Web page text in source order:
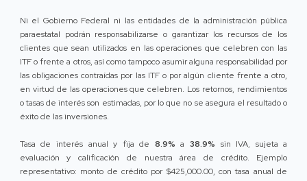
Ni el Gobierno Federal ni las entidades de la administración pública
paraestatal podrán responsabilizarse o garantizar los recursos de los
clientes que sean utilizados en las operaciones que celebren con las
ITF o frente a otros, así como tampoco asumir alguna responsabilidad por
las obligaciones contraídas por las ITF o por algún cliente frente a otro,
en virtud de las operaciones que celebren. Los retornos, rendimientos
o tasas de interés son estimadas, por lo que no se asegura el resultado o
éxito de las inversiones.
Tasa de interés anual y fija de 8.9% a 38.9% sin IVA, sujeta a
evaluación y calificación de nuestra área de crédito. Ejemplo
representativo: monto de crédito por $425,000.00, con tasa anual de